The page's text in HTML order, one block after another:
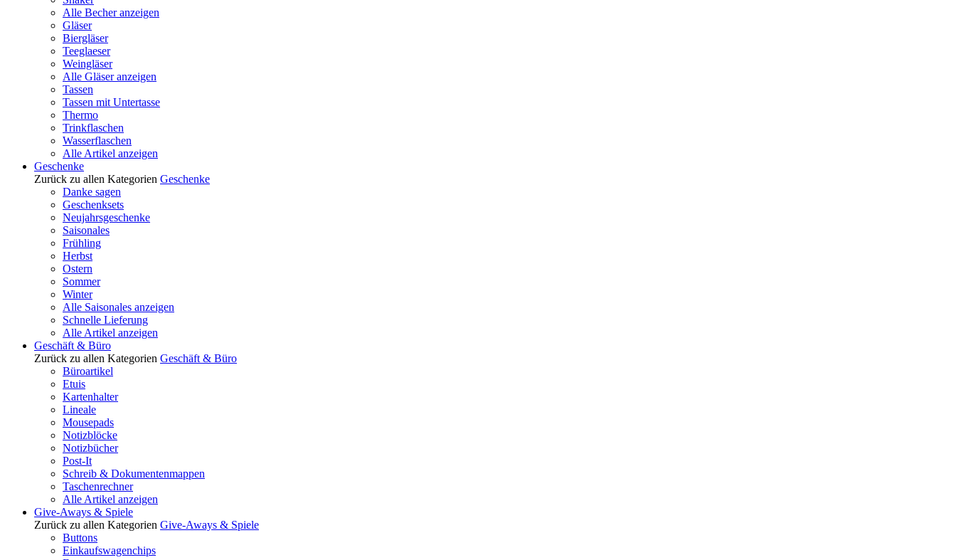
Alle Becher anzeigen
Gläser
Biergläser
Teeglaeser
Weingläser
Alle Gläser anzeigen
Tassen
Tassen mit Untertasse
Thermo
Trinkflaschen
Wasserflaschen
Alle Artikel anzeigen
Geschenke
Zurück zu allen Kategorien Geschenke
Danke sagen
Geschenksets
Neujahrsgeschenke
Saisonales
Frühling
Herbst
Ostern
Sommer
Winter
Alle Saisonales anzeigen
Schnelle Lieferung
Alle Artikel anzeigen
Geschäft & Büro
Zurück zu allen Kategorien Geschäft & Büro
Büroartikel
Etuis
Kartenhalter
Lineale
Mousepads
Notizblöcke
Notizbücher
Post-It
Schreib & Dokumentenmappen
Taschenrechner
Alle Artikel anzeigen
Give-Aways & Spiele
Zurück zu allen Kategorien Give-Aways & Spiele
Buttons
Einkaufswagenchips